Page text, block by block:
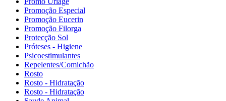
Promoção Especial
Promoção Eucerin
Promoção Filorga
Protecção Sol
Próteses - Higiene
Psicoestimulantes
Repelentes/Comichão
Rosto
Rosto - Hidratação
Rosto - Hidratação